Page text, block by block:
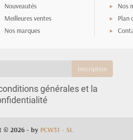
Nouveautés
Meilleures ventes
Nos marques
Nos
Plan
générales et la
© 2026 - by PCW31 - SL